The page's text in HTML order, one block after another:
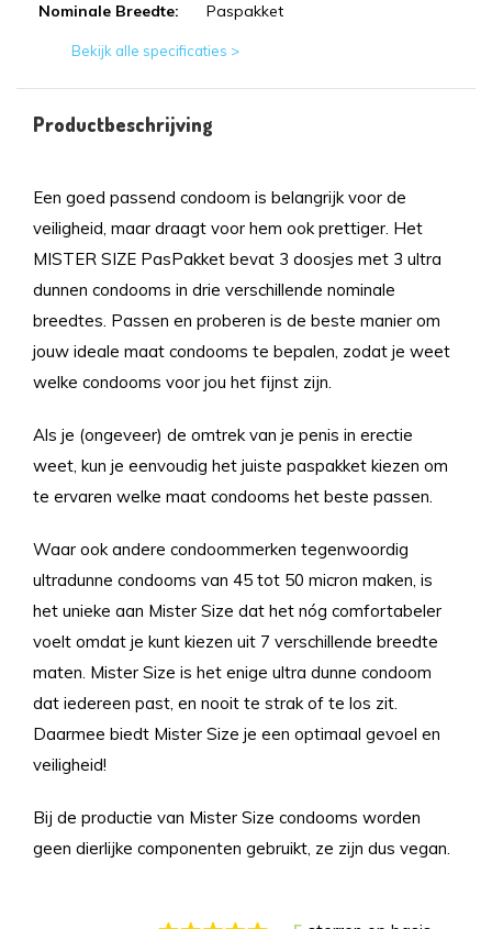
Nominale Breedte: Paspakket
Bekijk alle specificaties >
Productbeschrijving
Een goed passend condoom is belangrijk voor de
veiligheid, maar draagt voor hem ook prettiger. Het
MISTER SIZE PasPakket bevat 3 doosjes met 3 ultra
dunnen condooms in drie verschillende nominale
breedtes. Passen en proberen is de beste manier om
jouw ideale maat condooms te bepalen, zodat je weet
welke condooms voor jou het fijnst zijn.
Als je (ongeveer) de omtrek van je penis in erectie
weet, kun je eenvoudig het juiste paspakket kiezen om
te ervaren welke maat condooms het beste passen.
Waar ook andere condoommerken tegenwoordig
ultradunne condooms van 45 tot 50 micron maken, is
het unieke aan Mister Size dat het nóg comfortabeler
voelt omdat je kunt kiezen uit 7 verschillende breedte
maten. Mister Size is het enige ultra dunne condoom
dat iedereen past, en nooit te strak of te los zit.
Daarmee biedt Mister Size je een optimaal gevoel en
veiligheid!
Bij de productie van Mister Size condooms worden
geen dierlijke componenten gebruikt, ze zijn dus vegan.